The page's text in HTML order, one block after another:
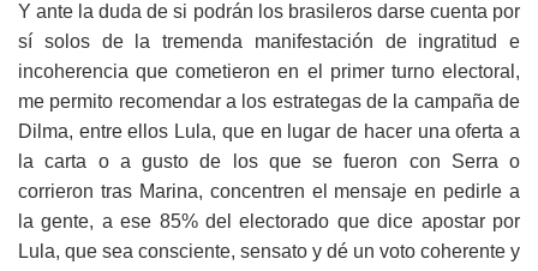
Y ante la duda de si podrán los brasileros darse cuenta por
sí solos de la tremenda manifestación de ingratitud e
incoherencia que cometieron en el primer turno electoral,
me permito recomendar a los estrategas de la campaña de
Dilma, entre ellos Lula, que en lugar de hacer una oferta a
la carta o a gusto de los que se fueron con Serra o
corrieron tras Marina, concentren el mensaje en pedirle a
la gente, a ese 85% del electorado que dice apostar por
Lula, que sea consciente, sensato y dé un voto coherente y